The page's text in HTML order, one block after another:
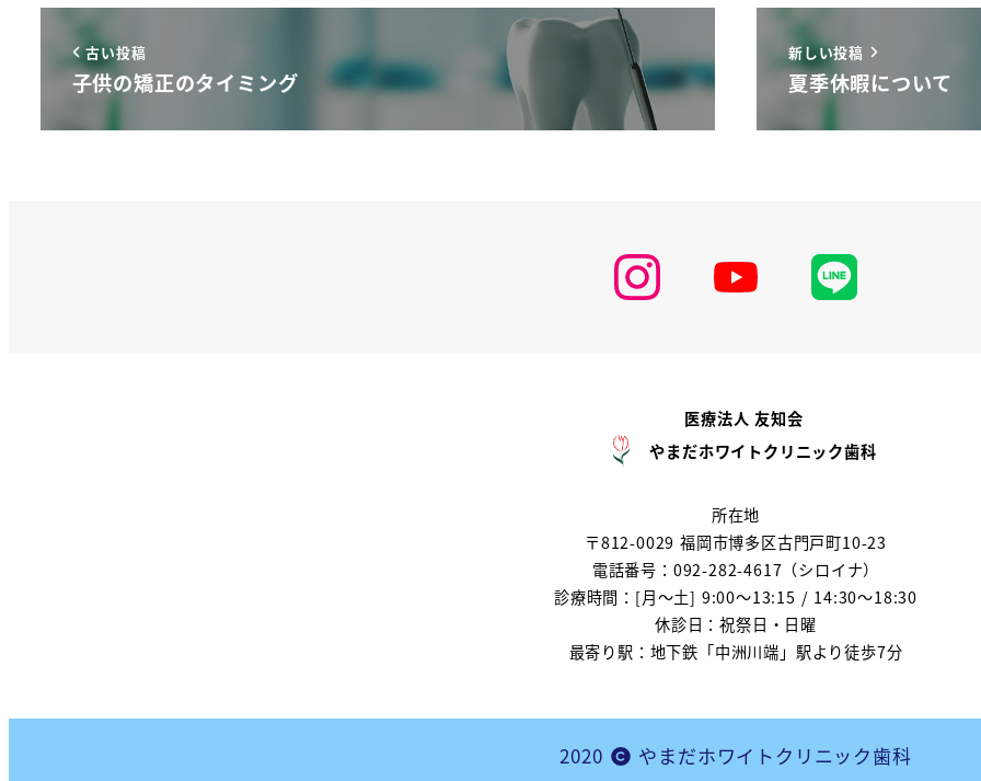
古い投稿
子供の矯正のタイミング
新しい投稿
夏季休暇について
医療法人 友知会
やまだホワイトクリニック歯科
所在地
〒812-0029 福岡市博多区古門戸町10-23
電話番号：092-282-4617（シロイナ）
診療時間：[月～土] 9:00～13:15 / 14:30～18:30
休診日：祝祭日・日曜
最寄り駅：地下鉄「中洲川端」駅より徒歩7分
2020 やまだホワイトクリニック歯科